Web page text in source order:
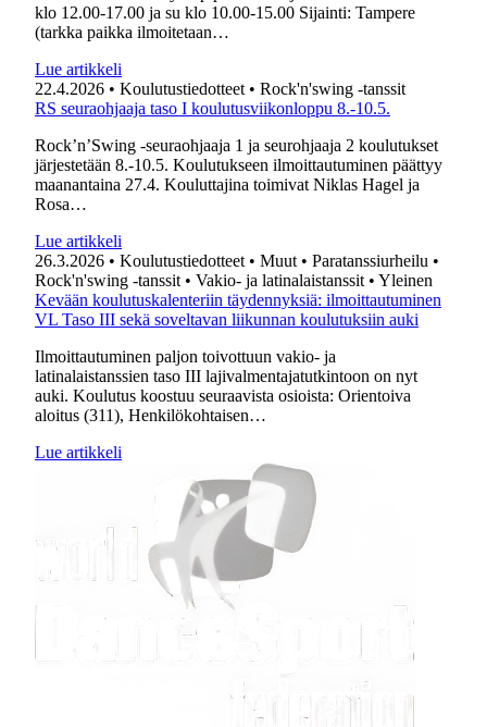
klo 12.00-17.00 ja su klo 10.00-15.00 Sijainti: Tampere
(tarkka paikka ilmoitetaan…
Lue artikkeli
22.4.2026 • Koulutustiedotteet • Rock'n'swing -tanssit
RS seuraohjaaja taso I koulutusviikonloppu 8.-10.5.
Rock’n’Swing -seuraohjaaja 1 ja seurohjaaja 2 koulutukset
järjestetään 8.-10.5. Koulutukseen ilmoittautuminen päättyy
maanantaina 27.4. Kouluttajina toimivat Niklas Hagel ja
Rosa…
Lue artikkeli
26.3.2026 • Koulutustiedotteet • Muut • Paratanssiurheilu •
Rock'n'swing -tanssit • Vakio- ja latinalaistanssit • Yleinen
Kevään koulutuskalenteriin täydennyksiä: ilmoittautuminen
VL Taso III sekä soveltavan liikunnan koulutuksiin auki
Ilmoittautuminen paljon toivottuun vakio- ja
latinalaistanssien taso III lajivalmentajatutkintoon on nyt
auki. Koulutus koostuu seuraavista osioista: Orientoiva
aloitus (311), Henkilökohtaisen…
Lue artikkeli